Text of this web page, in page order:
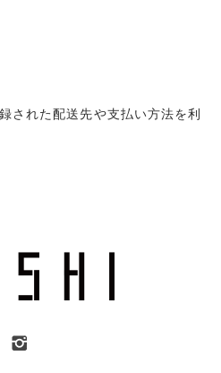
された配送先や支払い方法を利